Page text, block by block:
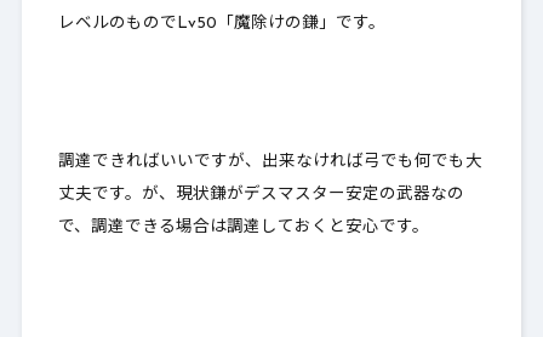
レベルのものでLv50「魔除けの鎌」です。
調達できればいいですが、出来なければ弓でも何でも大
丈夫です。が、 現状鎌がデスマスター安定の武器なの
で、調達できる場合は調達しておくと安心です。